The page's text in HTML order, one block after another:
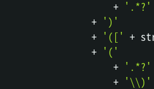
+ '.*?'
+ ')'
+ '([' +
+ '('
+ '.*?'
+ '\\)'